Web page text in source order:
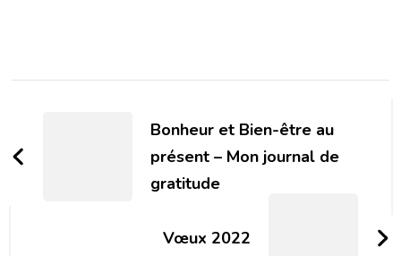
Bonheur et Bien-être au
présent – Mon journal de
gratitude
Vœux 2022